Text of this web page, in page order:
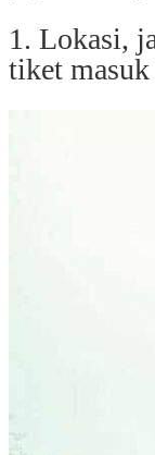
1. Lokasi,
tiket